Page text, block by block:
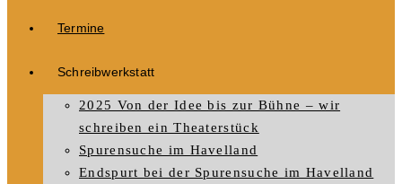
Termine
Schreibwerkstatt
2025 Von der Idee bis zur Bühne – wir
schreiben ein Theaterstück
Spurensuche im Havelland
Endspurt bei der Spurensuche im Havelland